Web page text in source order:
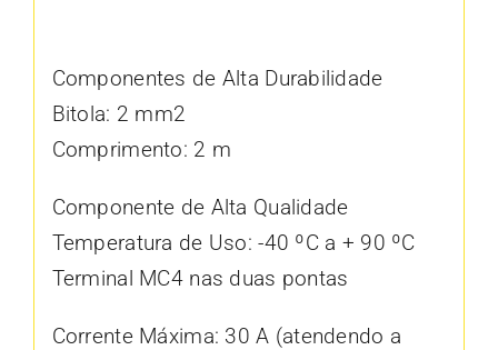
Componentes de Alta Durabilidade
Bitola: 2 mm2
Comprimento: 2 m
Componente de Alta Qualidade
Temperatura de Uso: -40 ºC a + 90 ºC
Terminal MC4 nas duas pontas
Corrente Máxima: 30 A (atendendo a